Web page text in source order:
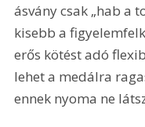
ásvány csak „hab a
kisebb a
erős kötést adó
lehet a medálra
ennek nyoma ne